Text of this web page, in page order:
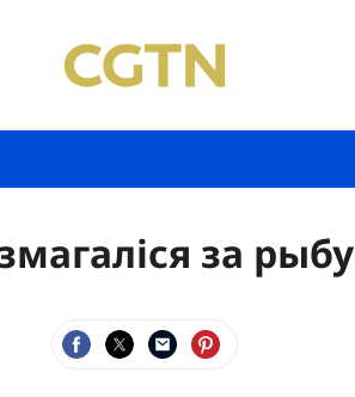
за рыбу